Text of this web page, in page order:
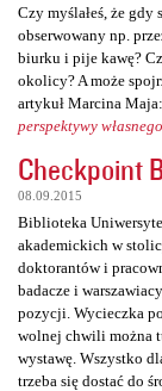
Czy myślałeś, że
obserwowany np.
biurku i pije kawę?
okolicy? A może
artykuł Marcina Maja:
perspektywy
Checkpoint
08.09.2015
Biblioteka
akademickich w
doktorantów i
badacze i
pozycji. Wycieczka
wolnej chwili można
wystawę. Wszystko
trzeba się dostać do